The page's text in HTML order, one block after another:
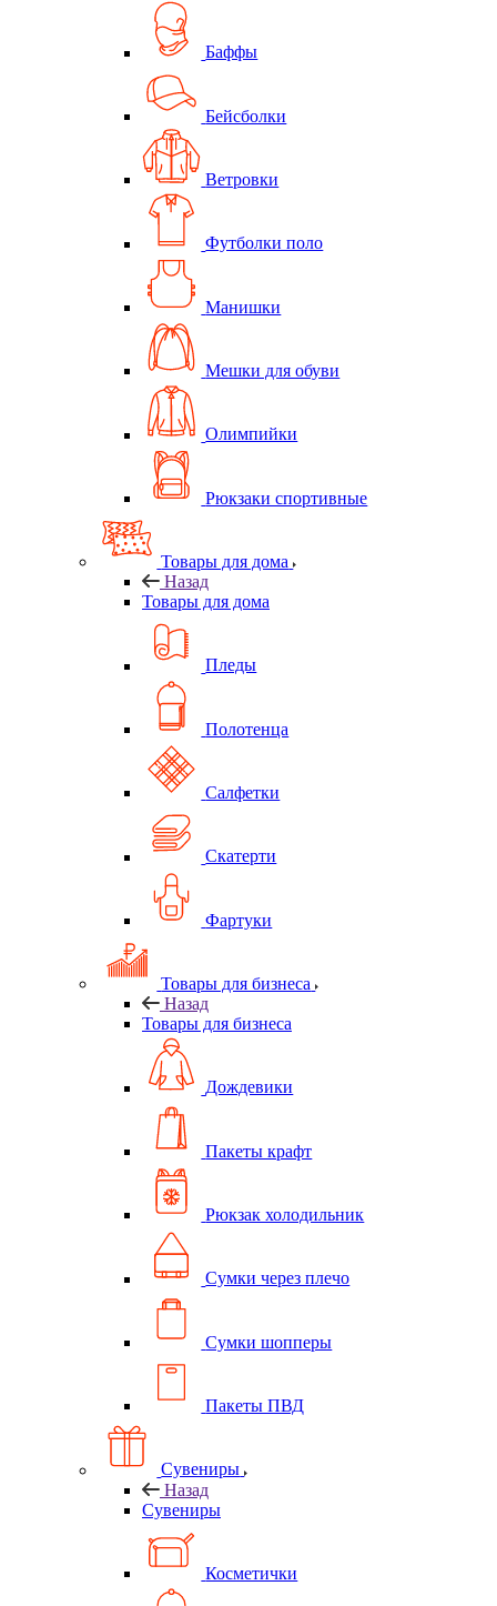
Баффы
Бейсболки
Ветровки
Футболки поло
Манишки
Мешки для обуви
Олимпийки
Рюкзаки спортивные
Товары для дома
Назад
Товары для дома
Пледы
Полотенца
Салфетки
Скатерти
Фартуки
Товары для бизнеса
Назад
Товары для бизнеса
Дождевики
Пакеты крафт
Рюкзак холодильник
Сумки через плечо
Сумки шопперы
Пакеты ПВД
Сувениры
Назад
Сувениры
Косметички